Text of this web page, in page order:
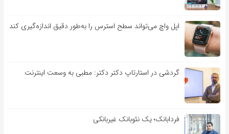
اپل واچ می‌تواند سطح استرس را به‌طور دقیق اندازه‌گیری کند
گردشی در استارتاپ دکتر دکتر: مطبی به وسعت اینترنت
فردابانک؛ یک نئوبانک غیربانکی